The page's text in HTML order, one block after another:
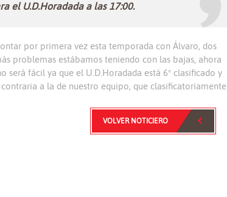
VOLVER NOTICIERO
el U.D.Horadada a las 17:00.
por primera vez esta temporada con Álvaro, dos
problemas estábamos teniendo con las bajas, ahora
fácil ya que el U.D.Horadada está 6º clasificado y
a la de nuestro equipo, que clasificatoriamente